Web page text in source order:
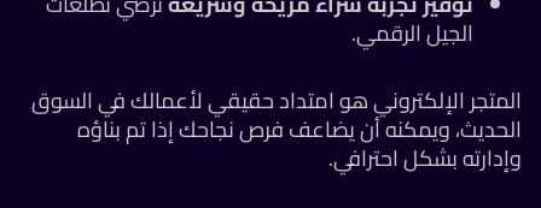
الجيل الرقمي.
المتجر الإلكتروني هو امتداد حقيقي لأعمالك في السوق
الحديث، ويمكنه أن يضاعف فرص نجاحك إذا تم بناؤه
وإدارته بشكل احترافي.